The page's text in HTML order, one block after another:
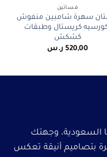
فساتين
سهرة شامبين منفوش
كريستال وطبقات
كشكش
520,00 ر.س
السعودية، وجهتك
بتصاميم أنيقة تعكس